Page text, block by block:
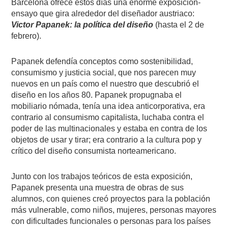
Barcelona ofrece estos días una enorme exposición-
ensayo que gira alrededor del diseñador austriaco:
Victor Papanek: la política del diseño (hasta el 2 de
febrero).
Papanek defendía conceptos como sostenibilidad,
consumismo y justicia social, que nos parecen muy
nuevos en un país como el nuestro que descubrió el
diseño en los años 80. Papanek propugnaba el
mobiliario nómada, tenía una idea anticorporativa, era
contrario al consumismo capitalista, luchaba contra el
poder de las multinacionales y estaba en contra de los
objetos de usar y tirar; era contrario a la cultura pop y
crítico del diseño consumista norteamericano.
Junto con los trabajos teóricos de esta exposición,
Papanek presenta una muestra de obras de sus
alumnos, con quienes creó proyectos para la población
más vulnerable, como niños, mujeres, personas mayores
con dificultades funcionales o personas para los países